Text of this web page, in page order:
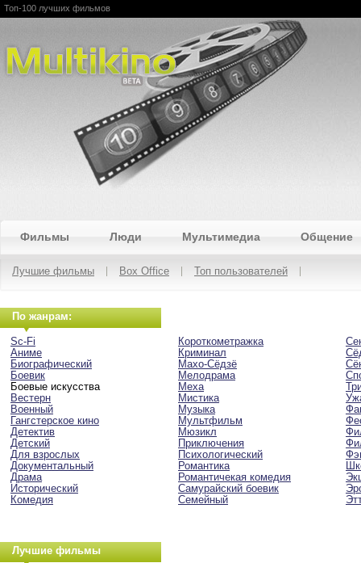
Multikino
Топ-100 лучших фильмов
Фильмы Люди Мультимедиа Общение
Лучшие фильмы Вох Office Топ пользователей
По жанрам:
Sc-Fi
Аниме
Биографический
Боевик
Боевые искусства
Вестерн
Военный
Гангстерское кино
Детектив
Детский
Для взрослых
Документальный
Драма
Исторический
Комедия
Короткометражка
Криминал
Махо-Сёдзё
Мелодрама
Меха
Мистика
Музыка
Мультфильм
Мюзикл
Приключения
Психологический
Романтика
Романтичекая комедия
Самурайский боевик
Семейный
Лучшие фильмы